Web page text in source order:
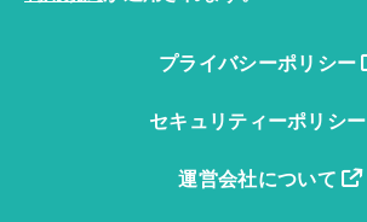
プライバシーポリシー
セキュリティーポリシー
運営会社について